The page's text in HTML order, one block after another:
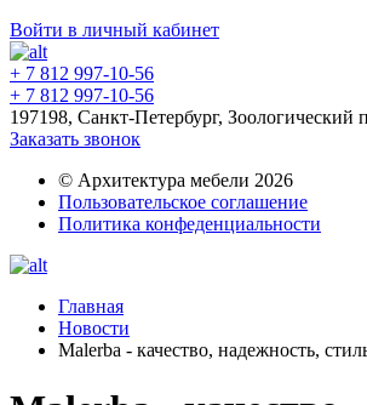
Войти в личный кабинет
+ 7 812 997-10-56
+ 7 812 997-10-56
197198, Санкт-Петербург, Зоологический
Заказать звонок
© Архитектура мебели 2026
Пользовательское соглашение
Политика конфеденциальности
Главная
Новости
Malerba - качество, надежность,